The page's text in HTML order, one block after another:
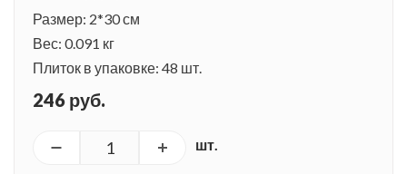
Размер: 2*30 см
Вес: 0.091 кг
Плиток в упаковке: 48 шт.
246 руб.
шт.